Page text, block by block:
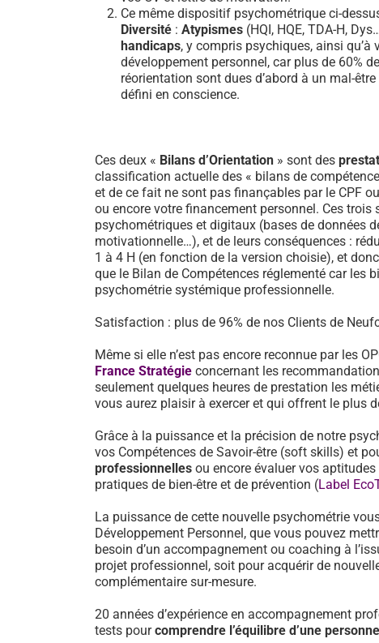
Ce même dispositif psychométrique ci-
Diversité : Atypismes (HQI, HQE, TDA-H,
handicaps, y compris psychiques, ainsi qu’à
développement personnel, car plus de 60%
réorientation sont dues d’abord à un mal-
défini en conscience.
Ces deux « Bilans d’Orientation » sont des
classification actuelle des « bilans de
et de ce fait ne sont pas finançables par le CPF
ou encore votre financement personnel. Ces
psychométriques et digitaux (bases de données
motivationnelle…), et de leurs conséquences :
1 à 4 H (en fonction de la version choisie), et
que le Bilan de Compétences réglementé car les
psychométrie systémique professionnelle.
Satisfaction : plus de 96% de nos Clients de
Même si elle n’est pas encore reconnue par les
France Stratégie concernant les
seulement quelques heures de prestation les
vous aurez plaisir à exercer et qui offrent le plus
Grâce à la puissance et la précision de notre
vos Compétences de Savoir-être (soft skills) et
professionnelles ou encore évaluer vos
pratiques de bien-être et de prévention (Label
La puissance de cette nouvelle psychométrie
Développement Personnel, que vous pouvez
besoin d’un accompagnement ou coaching à
projet professionnel, soit pour acquérir de
complémentaire sur-mesure.
20 années d’expérience en accompagnement
tests pourcomprendre l’équilibre d’une